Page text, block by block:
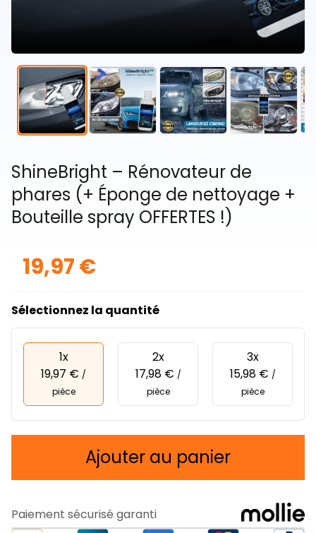
ShineBright – Rénovateur de
phares (+ Éponge de nettoyage +
Bouteille spray OFFERTES !)
19,97 €
Sélectionnez la quantité
1x
19,97 € /
pièce
2x
17,98 € /
pièce
3x
15,98 € /
pièce
Ajouter au panier
Paiement sécurisé garanti